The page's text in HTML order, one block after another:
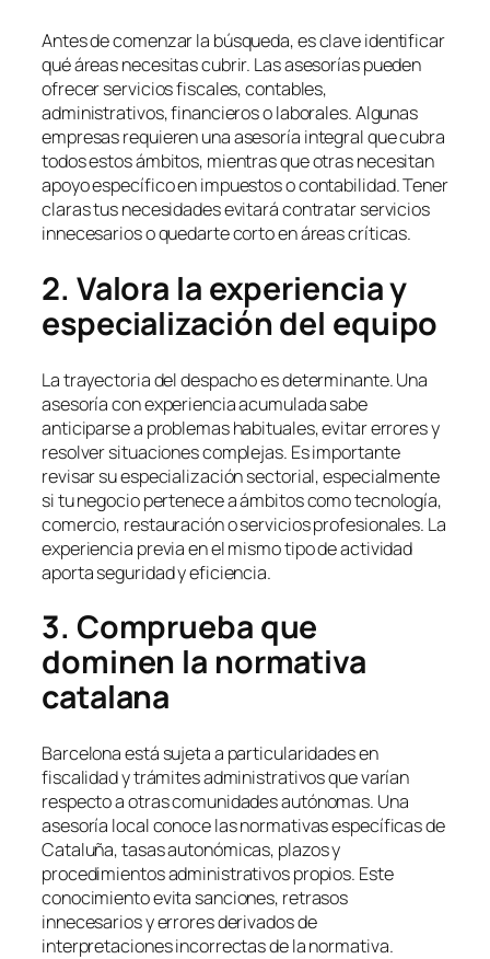
Antes de comenzar la búsqueda, es clave identificar
qué áreas necesitas cubrir. Las asesorías pueden
ofrecer servicios fiscales, contables,
administrativos, financieros o laborales. Algunas
empresas requieren una asesoría integral que cubra
todos estos ámbitos, mientras que otras necesitan
apoyo específico en impuestos o contabilidad. Tener
claras tus necesidades evitará contratar servicios
innecesarios o quedarte corto en áreas críticas.
2. Valora la experiencia y
especialización del equipo
La trayectoria del despacho es determinante. Una
asesoría con experiencia acumulada sabe
anticiparse a problemas habituales, evitar errores y
resolver situaciones complejas. Es importante
revisar su especialización sectorial, especialmente
si tu negocio pertenece a ámbitos como tecnología,
comercio, restauración o servicios profesionales. La
experiencia previa en el mismo tipo de actividad
aporta seguridad y eficiencia.
3. Comprueba que
dominen la normativa
catalana
Barcelona está sujeta a particularidades en
fiscalidad y trámites administrativos que varían
respecto a otras comunidades autónomas. Una
asesoría local conoce las normativas específicas de
Cataluña, tasas autonómicas, plazos y
procedimientos administrativos propios. Este
conocimiento evita sanciones, retrasos
innecesarios y errores derivados de
interpretaciones incorrectas de la normativa.